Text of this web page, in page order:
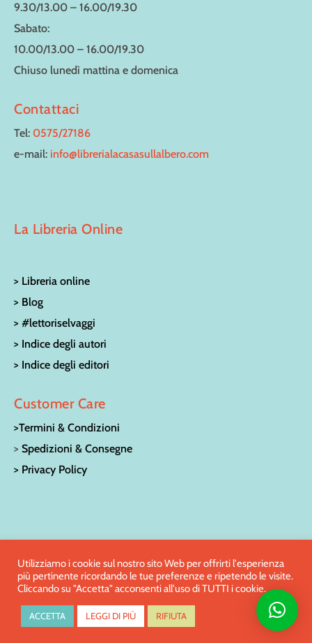
9.30/13.00 – 16.00/19.30
Sabato:
10.00/13.00 – 16.00/19.30
Chiuso lunedì mattina e domenica
Contattaci
Tel: 0575/27186
e-mail: info@librerialacasasullalbero.com
La Libreria Online
> Libreria online
> Blog
> #lettoriselvaggi
> Indice degli autori
> Indice degli editori
Customer Care
>Termini & Condizioni
>Spedizioni & Consegne
> Privacy Policy
© LA CASA SULL’ALBERO LIBRERIA PER RAGAZZI | Via San
Francesco 15 – 52100 Arezzo | Tel:0575/27186| e-mail:
Utilizziamo i cookie sul nostro sito Web per offrirti l'esperienza
più pertinente ricordando le tue preferenze e ripetendo le visite.
Cliccando su "Accetta" acconsenti all'uso di TUTTI i cookie.
ACCETTA LEGGI DI PIÙ RIFIUTA